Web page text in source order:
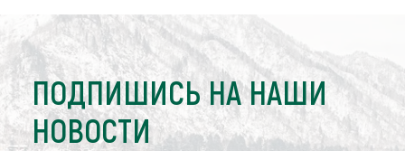
ПОДПИШИСЬ НА НАШИ
НОВОСТИ